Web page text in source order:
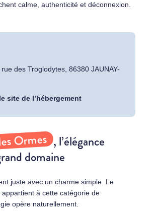
calme, authenticité et déconnexion.
rue des Troglodytes, 86380 JAUNAY-
site de l’hébergement
Ormes , l’élégance
domaine
juste avec un charme simple. Le
appartient à cette catégorie de
opère naturellement.